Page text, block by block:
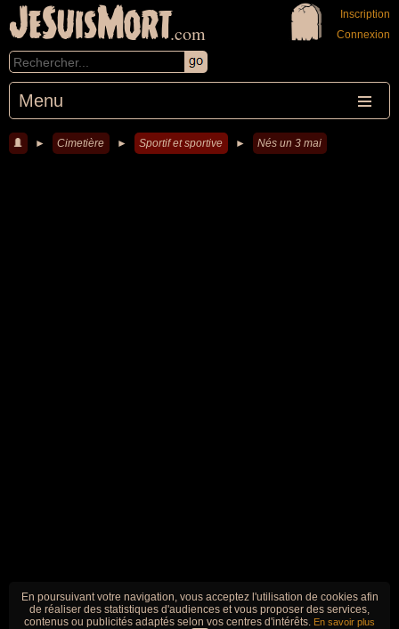
JeSuisMort.com
Menu
Inscription
Connexion
► Cimetière ► Sportif et sportive ► Nés un 3 mai
En poursuivant votre navigation, vous acceptez l'utilisation de cookies afin
de réaliser des statistiques d'audiences et vous proposer des services,
contenus ou publicités adaptés selon vos centres d'intérêts. En savoir plus